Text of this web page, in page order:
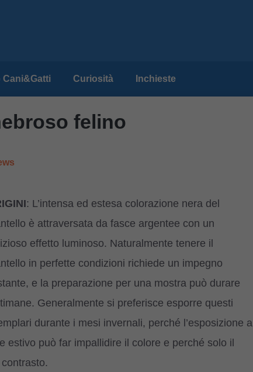
Cani&Gatti Curiosità Inchieste
felino
: L’intensa ed estesa colorazione nera del
è attraversata da fasce argentee con un
effetto luminoso. Naturalmente tenere il
in perfette condizioni richiede un impegno
e la preparazione per una mostra può durare
Generalmente si preferisce esporre questi
durante i mesi invernali, perché l’esposizione
estivo può far impallidire il colore e perché solo il